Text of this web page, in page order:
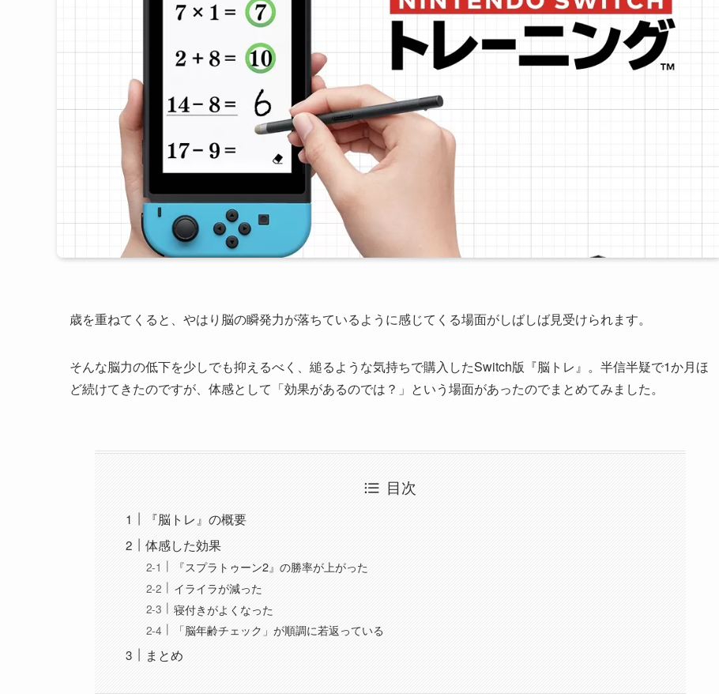
歳を重ねてくると、やはり脳の瞬発力が落ちているように感じてくる場面がしばしば見受けられます。
そんな脳力の低下を少しでも抑えるべく、縋るような気持ちで購入したSwitch版『脳トレ』。半信半疑で1か月ほ
ど続けてきたのですが、体感として「効果があるのでは？」という場面があったのでまとめてみました。
目次
『脳トレ』の概要
体感した効果
『スプラトゥーン2』の勝率が上がった
イライラが減った
寝付きがよくなった
「脳年齢チェック」が順調に若返っている
まとめ